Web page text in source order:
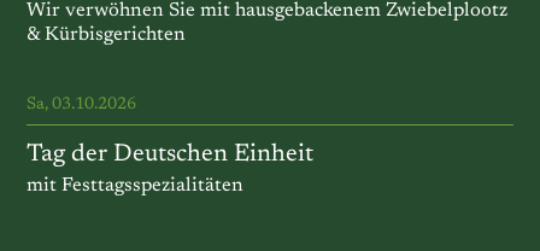
Wir verwöhnen Sie mit hausgebackenem Zwiebelplootz
& Kürbisgerichten
Sa, 03.10.2026
Tag der Deutschen Einheit
mit Festtagsspezialitäten